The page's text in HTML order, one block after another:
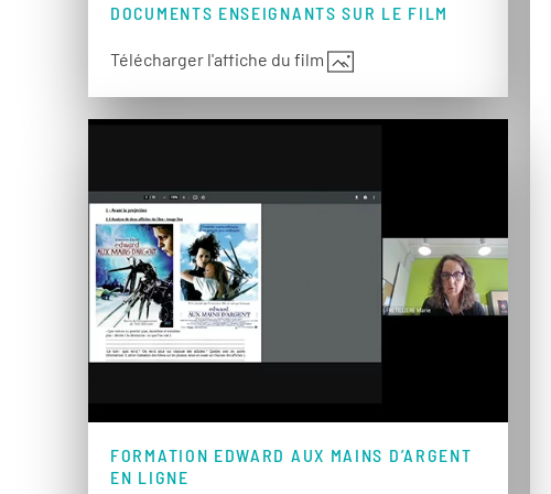
DOCUMENTS ENSEIGNANTS SUR LE FILM
Télécharger l'affiche du film
FORMATION EDWARD AUX MAINS D’ARGENT
EN LIGNE